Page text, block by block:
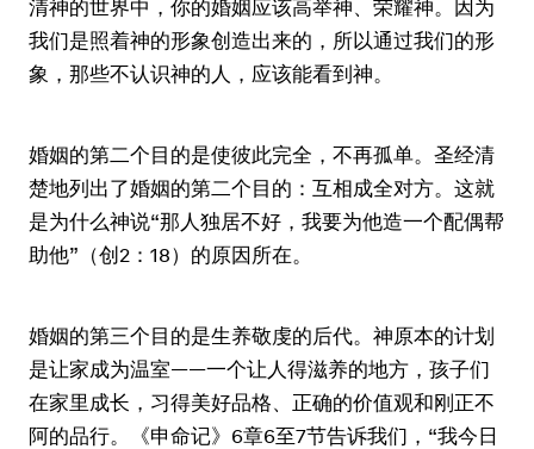
清神的世界中，你的婚姻应该高举神、荣耀神。因为
我们是照着神的形象创造出来的，所以通过我们的形
象，那些不认识神的人，应该能看到神。
婚姻的第二个目的是使彼此完全，不再孤单。圣经清
楚地列出了婚姻的第二个目的：互相成全对方。这就
是为什么神说“那人独居不好，我要为他造一个配偶帮
助他”（创2：18）的原因所在。
婚姻的第三个目的是生养敬虔的后代。神原本的计划
是让家成为温室——一个让人得滋养的地方，孩子们
在家里成长，习得美好品格、正确的价值观和刚正不
阿的品行。《申命记》6章6至7节告诉我们，“我今日